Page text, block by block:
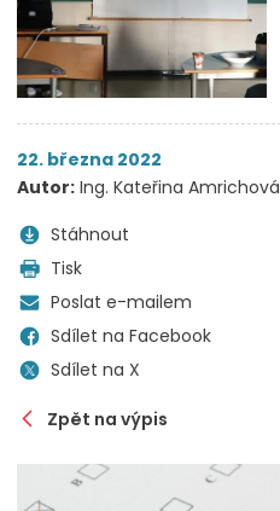
22. března 2022
Autor: Ing. Kateřina Amrichová
Stáhnout
Tisk
Poslat e-mailem
Sdílet na Facebook
Sdílet na X
Zpět na výpis